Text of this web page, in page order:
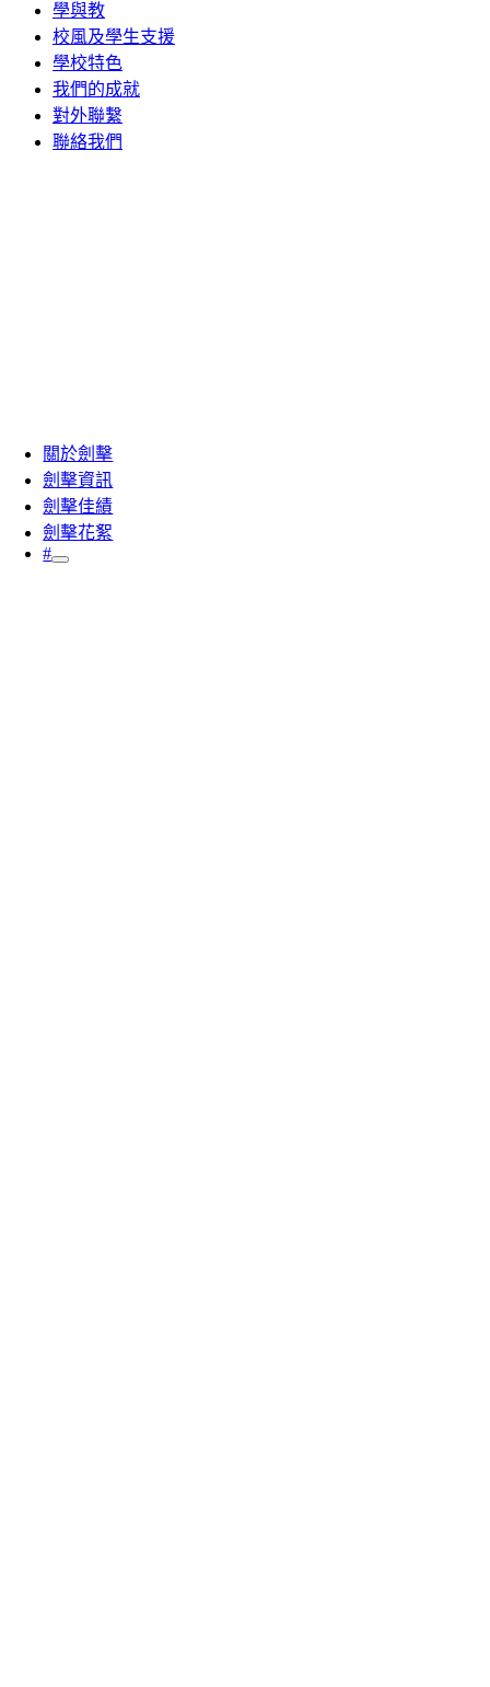
學與教
校風及學生支援
學校特色
我們的成就
對外聯繫
聯絡我們
關於劍擊
劍擊資訊
劍擊佳績
劍擊花絮
#